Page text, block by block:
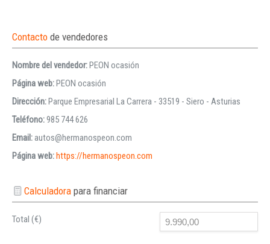
Contacto de vendedores
Nombre del vendedor: PEON ocasión
Página web: PEON ocasión
Dirección: Parque Empresarial La Carrera - 33519 - Siero - Asturias
Teléfono:985 744 626
Email:autos@hermanospeon.com
Página web: https://hermanospeon.com
Calculadorapara financiar
Total (€)